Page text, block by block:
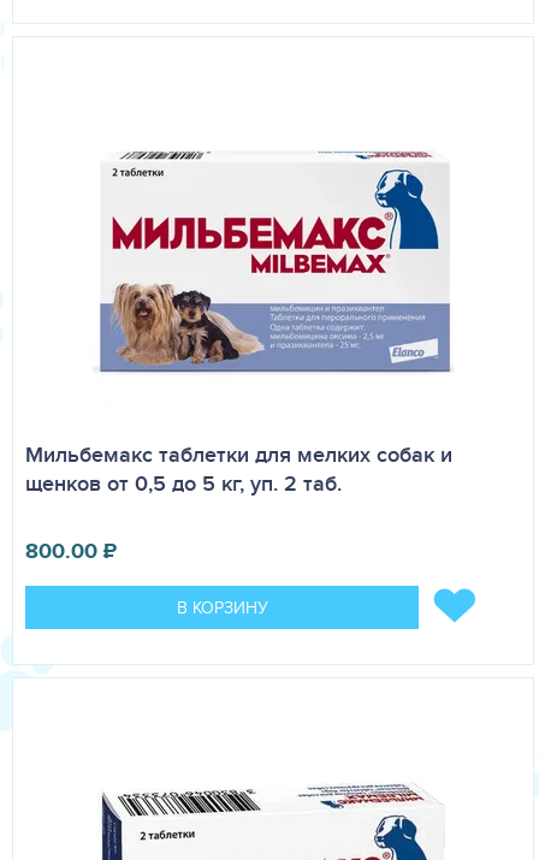
Мильбемакс таблетки для мелких собак и
щенков от 0,5 до 5 кг, уп. 2 таб.
800.00₽
В КОРЗИНУ